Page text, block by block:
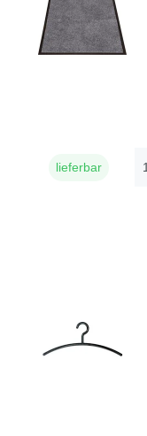
lieferbar